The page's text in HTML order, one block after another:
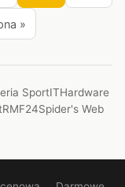
»
SportITHardware
RMF24Spider's Web